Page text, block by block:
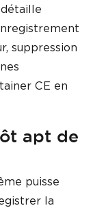
suppression
CE en
apt de
puisse
la